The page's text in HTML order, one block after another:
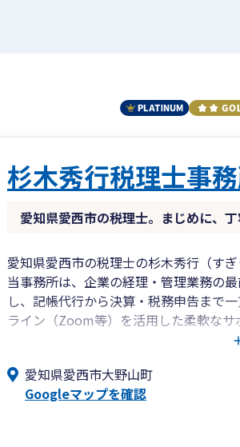
杉木秀行税理士事
愛知県愛西市の税理士。まじめに、
愛知県愛西市の税理士の杉木秀行（す
当事務所は、企業の経理・管理業務の
し、記帳代行から決算・税務申告まで
ライン（Zoom等）を活用した柔軟な
はもちろん、全国の皆さまからのご相
一に考え、まじめに丁寧に、お客様の
どうぞお気軽にご相談ください。
愛知県愛西市大野山町
Googleマップを確認